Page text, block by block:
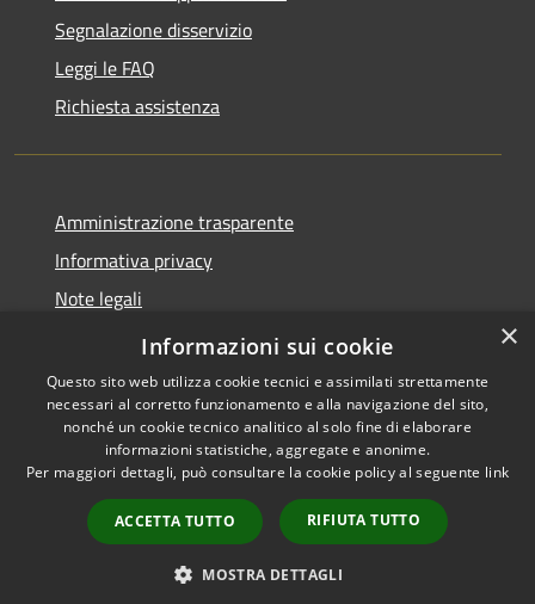
Segnalazione disservizio
Leggi le FAQ
Richiesta assistenza
Amministrazione trasparente
Informativa privacy
Note legali
Dichiarazione di accessibilità
Accessibilità
Copyright © 2026 • Comune di
Grezzana • Powered by
Municipium•
Accesso
redazione
×
Informazioni sui cookie
Questo sito web utilizza cookie tecnici e assimilati strettamente
necessari al corretto funzionamento e alla navigazione del sito,
nonché un cookie tecnico analitico al solo fine di elaborare
informazioni statistiche, aggregate e anonime.
Per maggiori dettagli, può consultare la cookie policy al seguente link
ACCETTA TUTTO RIFIUTA TUTTO
MOSTRA DETTAGLI